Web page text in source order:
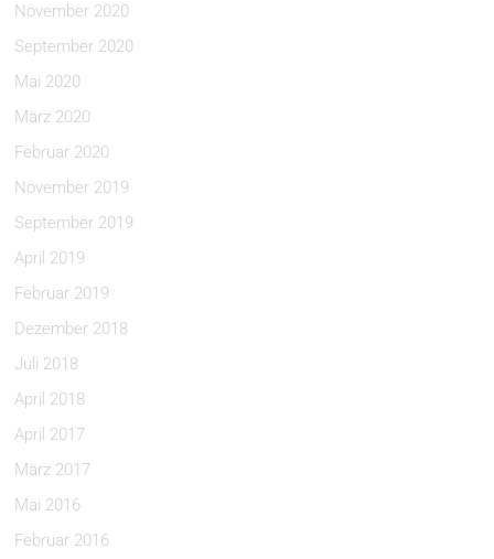
November 2020
September 2020
Mai 2020
März 2020
Februar 2020
November 2019
September 2019
April 2019
Februar 2019
Dezember 2018
Juli 2018
April 2018
April 2017
März 2017
Mai 2016
Februar 2016